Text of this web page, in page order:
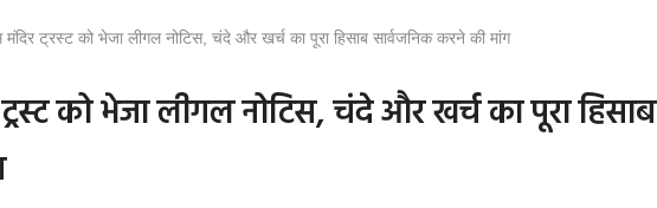
ट्रस्ट को भेजा लीगल नोटिस, चंदे और खर्च का पूरा हिसाब सार्वजनिक करने की मांग
को भेजा लीगल नोटिस, चंदे और खर्च का पूरा हिसाब